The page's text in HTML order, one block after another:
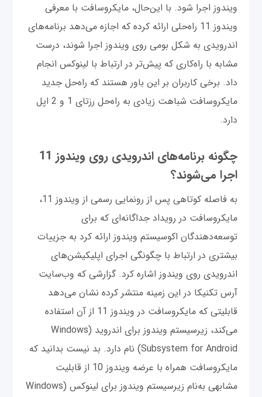
ویندوز اجرا شود. با این‌حال، مایکروسافت با معرفی
ویندوز 11 راه‌حلی ارائه کرده که اجازه می‌دهد برنامه‌های
اندرویدی به شکل بومی روی ویندوز اجرا شوند، درست
مشابه با راه‌کاری که پیش‌تر در ارتباط با لینوکس انجام
داد. برخی کاربران بر این باور هستند که راه‌حل جدید
مایکروسافت شباهت زیادی به راه‌حل رزتای 1 و 2 اپل
دارد.
چگونه برنامه‌های اندرویدی روی ویندوز 11
اجرا می‌شوند؟
به فاصله کوتاهی پس از رونمایی رسمی از ویندوز 11،
مایکروسافت در رویداد جداگانه‌ای که برای
توسعه‌دهندگان اکوسیستم ویندوز ارائه کرد به جزییات
بیشتری در ارتباط با چگونگی اجرای اپلیکیشن‌های
اندرویدی روی ویندوز اشاره کرد. ‌گزارشی که وب‌سایت
آرس تکنیکا در این زمینه منتشر کرده نشان می‌دهد
قابلیتی که مایکروسافت در ویندوز 11 از آن استفاده
می‌کند، زیرسیستم ویندوز برای اندروید (Windows
Subsystem for Android) نام دارد. بد نیست بدانید که
مایکروسافت همراه با عرضه ویندوز 10 از قابلیت
مشابهی به‌نام زیرسیستم ویندوز برای لینوکس (Windows